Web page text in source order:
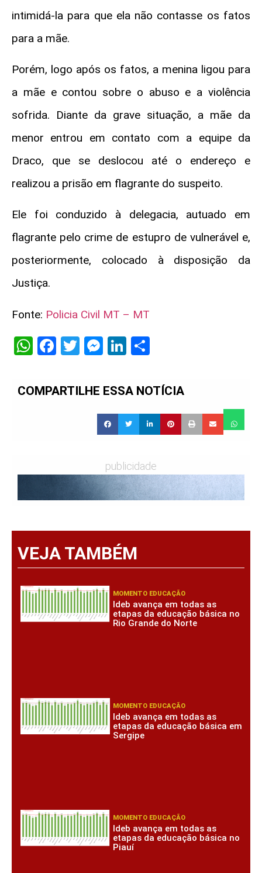
intimidá-la para que ela não contasse os fatos
para a mãe.
Porém, logo após os fatos, a menina ligou para
a mãe e contou sobre o abuso e a violência
sofrida. Diante da grave situação, a mãe da
menor entrou em contato com a equipe da
Draco, que se deslocou até o endereço e
realizou a prisão em flagrante do suspeito.
Ele foi conduzido à delegacia, autuado em
flagrante pelo crime de estupro de vulnerável e,
posteriormente, colocado à disposição da
Justiça.
Fonte: Policia Civil MT – MT
WhatsApp
Facebook
Twitter
Messenger
LinkedIn
COMPARTILHE ESSA NOTÍCIA
publicidade
VEJA TAMBÉM
MOMENTO EDUCAÇÃO
Ideb avança em todas as
etapas da educação básica no
Rio Grande do Norte
MOMENTO EDUCAÇÃO
Ideb avança em todas as
etapas da educação básica em
Sergipe
MOMENTO EDUCAÇÃO
Ideb avança em todas as
etapas da educação básica no
Piauí